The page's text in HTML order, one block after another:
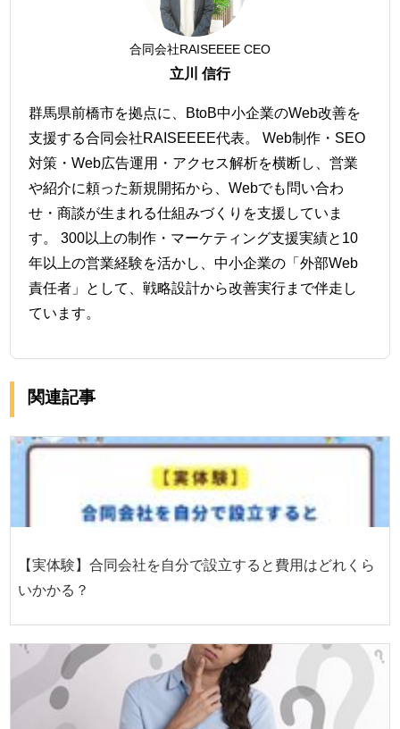
合同会社RAISEEEE CEO
立川 信行
群馬県前橋市を拠点に、BtoB中小企業のWeb改善を
支援する合同会社RAISEEEE代表。 Web制作・SEO
対策・Web広告運用・アクセス解析を横断し、営業
や紹介に頼った新規開拓から、Webでも問い合わ
せ・商談が生まれる仕組みづくりを支援していま
す。 300以上の制作・マーケティング支援実績と10
年以上の営業経験を活かし、中小企業の「外部Web
責任者」として、戦略設計から改善実行まで伴走し
ています。
関連記事
【実体験】合同会社を自分で設立すると費用はどれくら
いかかる？